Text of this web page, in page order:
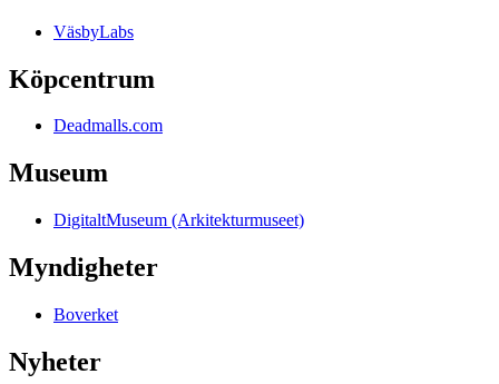
VäsbyLabs
Köpcentrum
Deadmalls.com
Museum
DigitaltMuseum (Arkitekturmuseet)
Myndigheter
Boverket
Nyheter